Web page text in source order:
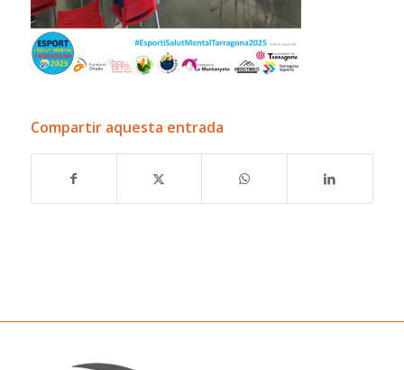
Compartir aquesta entrada